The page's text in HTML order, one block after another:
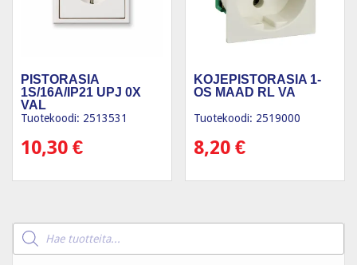
PISTORASIA
1S/16A/IP21 UPJ 0X
VAL
Tuotekoodi: 2513531
10,30 €
KOJEPISTORASIA 1-
OS MAAD RL VA
Tuotekoodi: 2519000
8,20€
Products
search